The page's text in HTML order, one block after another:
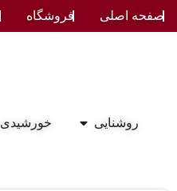
صفحه اصلی فروشگاه
روشنایی خورشیدی